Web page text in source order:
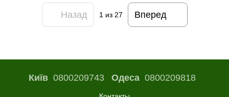
Назад 1 из 27 Вперед
Київ0800209743 Одеса0800209818